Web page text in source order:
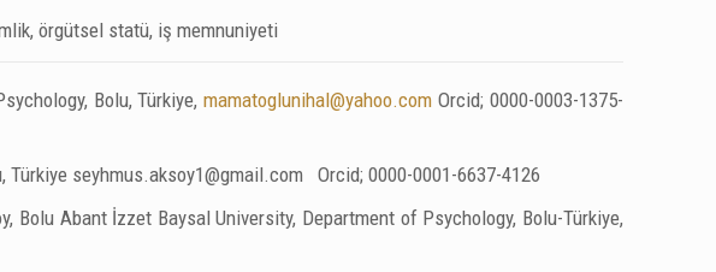
örgütsel statü, iş memnuniyeti
Bolu, Türkiye,mamatoglunihal@yahoo.com Orcid; 0000-0003-1375-
Türkiye seyhmus.aksoy1@gmail.com Orcid; 0000-0001-6637-4126
Bolu Abant İzzet Baysal University, Department of Psychology, Bolu-Türkiye,